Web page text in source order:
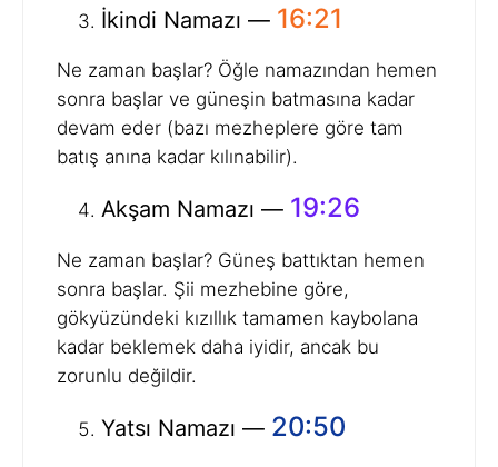
İkindi Namazı — 16:21
Ne zaman başlar? Öğle namazından hemen
sonra başlar ve güneşin batmasına kadar
devam eder (bazı mezheplere göre tam
batış anına kadar kılınabilir).
Akşam Namazı — 19:26
Ne zaman başlar? Güneş battıktan hemen
sonra başlar. Şii mezhebine göre,
gökyüzündeki kızıllık tamamen kaybolana
kadar beklemek daha iyidir, ancak bu
zorunlu değildir.
Yatsı Namazı — 20:50